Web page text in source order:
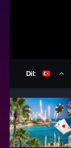
Dil: